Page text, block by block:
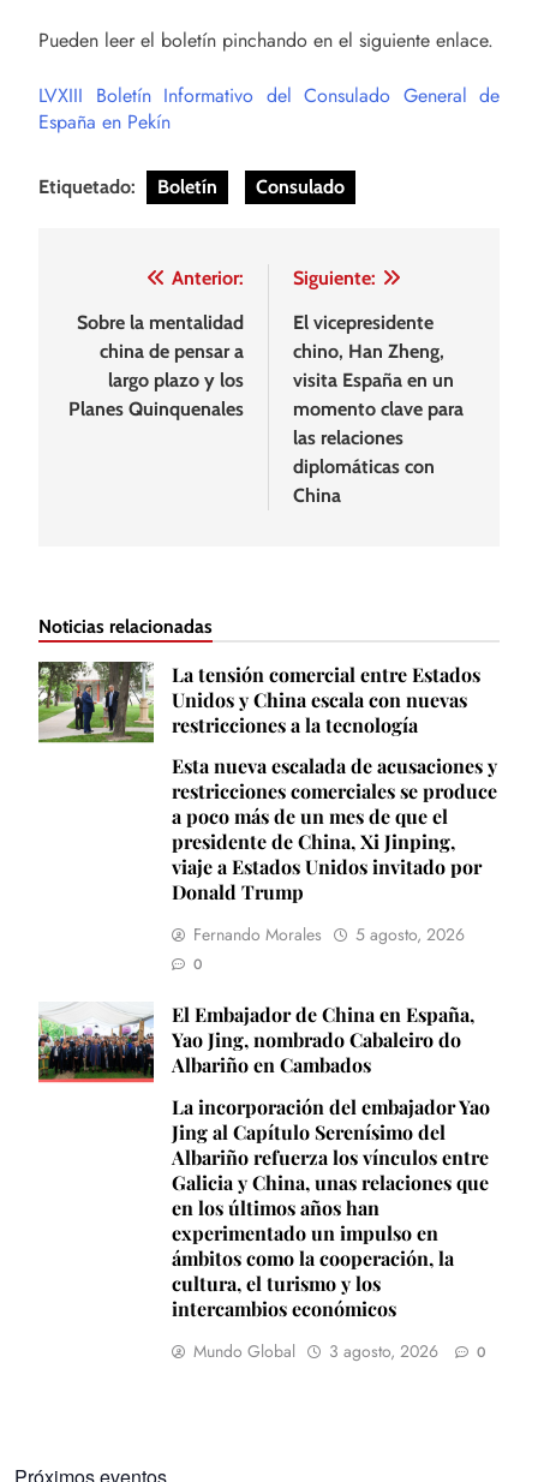
Pueden leer el boletín pinchando en el siguiente enlace.
LVXIII Boletín Informativo del Consulado General de
España en Pekín
Etiquetado: Boletín Consulado
Navegación
de
entradas
Anterior:
Sobre la mentalidad
china de pensar a
largo plazo y los
Planes Quinquenales
Siguiente:
El vicepresidente
chino, Han Zheng,
visita España en un
momento clave para
las relaciones
diplomáticas con
China
Noticias relacionadas
La tensión comercial entre Estados
Unidos y China escala con nuevas
restricciones a la tecnología
Esta nueva escalada de acusaciones y
restricciones comerciales se produce
a poco más de un mes de que el
presidente de China, Xi Jinping,
viaje a Estados Unidos invitado por
Donald Trump
Fernando Morales 5 agosto, 2026
0
El Embajador de China en España,
Yao Jing, nombrado Cabaleiro do
Albariño en Cambados
La incorporación del embajador Yao
Jing al Capítulo Serenísimo del
Albariño refuerza los vínculos entre
Galicia y China, unas relaciones que
en los últimos años han
experimentado un impulso en
ámbitos como la cooperación, la
cultura, el turismo y los
intercambios económicos
Mundo Global 3 agosto, 2026 0
Próximos eventos